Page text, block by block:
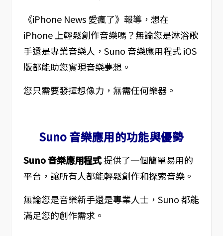
《iPhone News 愛瘋了》報導，想在
iPhone 上輕鬆創作音樂嗎？無論您是淋浴歌
手還是專業音樂人，Suno 音樂應用程式 iOS
版都能助您實現音樂夢想。
您只需要發揮想像力，無需任何樂器。
Suno 音樂應用的功能與優勢
Suno 音樂應用程式提供了一個簡單易用的
平台，讓所有人都能輕鬆創作和探索音樂。
無論您是音樂新手還是專業人士，Suno 都能
滿足您的創作需求。